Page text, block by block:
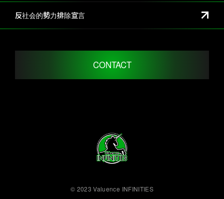
CONTACT
反社会的勢力排除宣言
© 2023 Valuence INFINITIES